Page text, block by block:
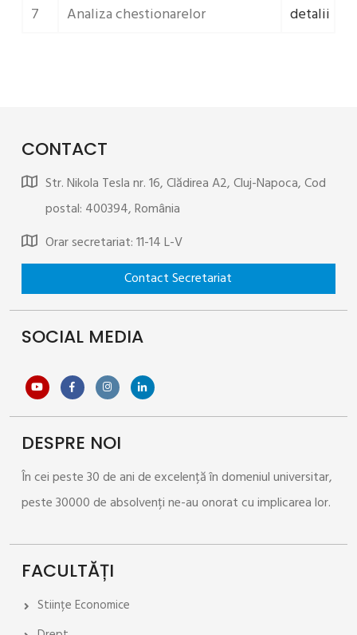
7
Analiza chestionarelor detalii
CONTACT
Str. Nikola Tesla nr. 16, Clădirea A2, Cluj-Napoca, Cod
postal: 400394, România
Orar secretariat: 11-14 L-V
SOCIAL MEDIA
DESPRE NOI
În cei peste 30 de ani de excelență în domeniul universitar,
peste 30000 de absolvenți ne-au onorat cu implicarea lor.
FACULTĂȚI
Stiințe Economice